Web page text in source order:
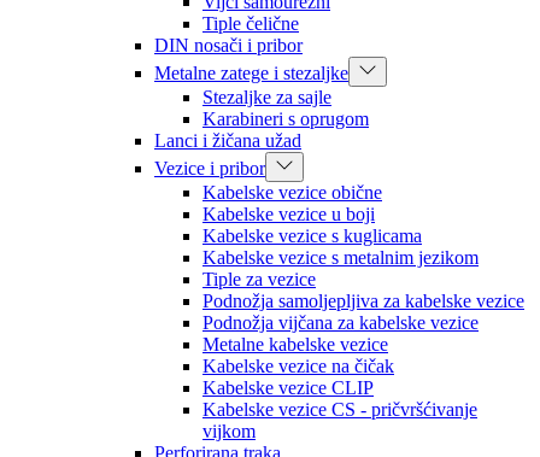
Tiple čelične
DIN nosači i pribor
Metalne zatege i stezaljke
Stezaljke za sajle
Karabineri s oprugom
Lanci i žičana užad
Vezice i pribor
Kabelske vezice obične
Kabelske vezice u boji
Kabelske vezice s kuglicama
Kabelske vezice s metalnim jezikom
Tiple za vezice
Podnožja samoljepljiva za kabelske vezice
Podnožja vijčana za kabelske vezice
Metalne kabelske vezice
Kabelske vezice na čičak
Kabelske vezice CLIP
Kabelske vezice CS - pričvršćivanje
vijkom